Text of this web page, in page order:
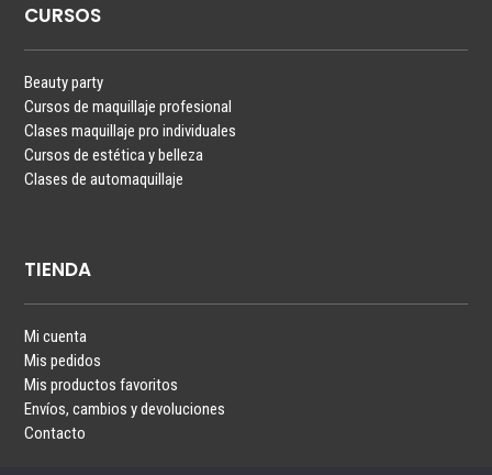
CURSOS
Beauty party
Cursos de maquillaje profesional
Clases maquillaje pro individuales
Cursos de estética y belleza
Clases de automaquillaje
TIENDA
Mi cuenta
Mis pedidos
Mis productos favoritos
Envíos, cambios y devoluciones
Contacto